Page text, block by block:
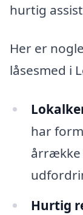
hurtig
Her er
låsesmed i
har
årrække
Hurtig